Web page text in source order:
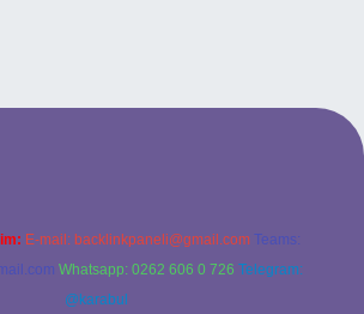
E-mail: backlinkpaneli@gmail.com Teams:
Whatsapp: 0262 606 0 726 Telegram:
@karabul